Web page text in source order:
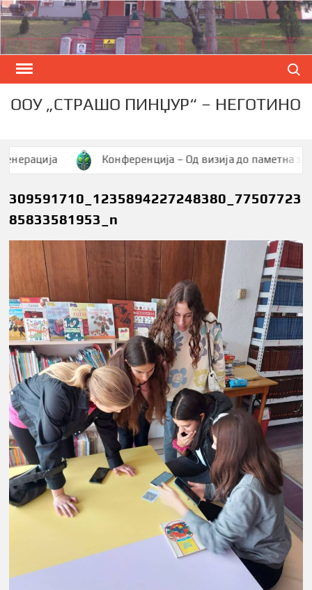
Skip
to
content
ООУ „СТРАШО ПИНЏУР“ – НЕГОТИНО
Конференција – Од визија до паметна заедница
309591710_1235894227248380_77507723
85833581953_n